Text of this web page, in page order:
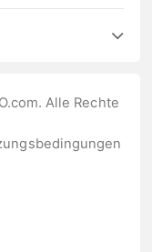
Alle Rechte